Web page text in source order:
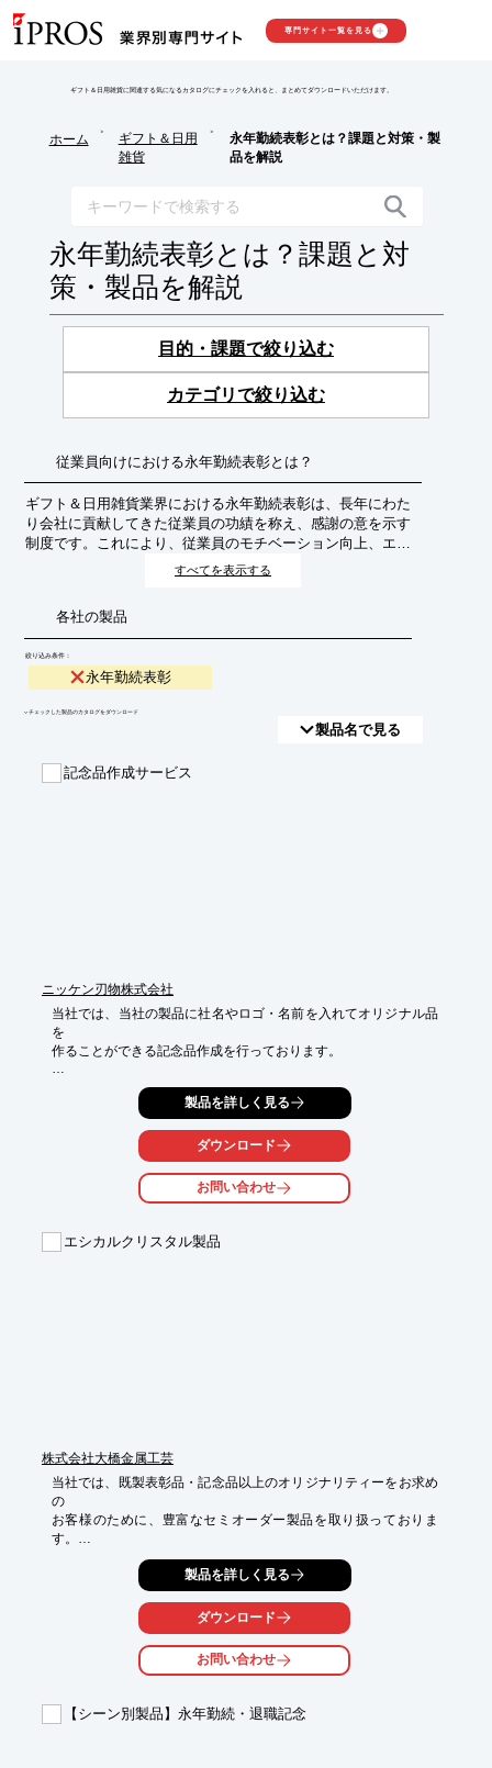
専門サイト一覧を見る
ギフト＆日用雑貨に関連する気になるカタログにチェックを入れると、まとめてダウンロードいただけます。
ホーム
>
ギフト＆日用
雑貨
>
永年勤続表彰とは？課題と対策・製
品を解説
永年勤続表彰とは？課題と対
策・製品を解説
目的・課題で絞り込む
カテゴリで絞り込む
従業員向けにおける永年勤続表彰とは？
ギフト＆日用雑貨業界における永年勤続表彰は、長年にわた
り会社に貢献してきた従業員の功績を称え、感謝の意を示す
制度です。これにより、従業員のモチベーション向上、エン
ゲージメント強化、そして離職率の低下を目指します。特
に、トレンドの変化が速く、顧客ニーズへの対応が求められ
維持に不可欠です。
すべてを表示する
各社の製品
絞り込み条件：
永年勤続表彰
​▼チェックした製品のカタログをダウンロード
製品名で見る
記念品作成サービス
ニッケン刃物株式会社
当社では、当社の製品に社名やロゴ・名前を入れてオリジナル品
を
作ることができる記念品作成を行っております。
オリジナル品の一例として、「日本刀ペーパーナイフ」、
「日本刀はさみ」などがございます。
刃物は運を切り開くと言われ記念品に好適です。
ご要望の際はお気軽にお問い合わせください。
■COCONE
製品を詳しく見る
ダウンロード
お問い合わせ
エシカルクリスタル製品
株式会社大橋金属工芸
当社では、既製表彰品・記念品以上のオリジナリティーをお求め
の
お客様のために、豊富なセミオーダー製品を取り扱っておりま
す。
［洋風］［和風］や［女性向け］など多彩なシーンに好適なデザ
ご用意いたしました。
ご要望の際はお気軽に、お問い合わせください。
■アクリル：レーザー彫刻／UV印刷
製品を詳しく見る
ダウンロード
お問い合わせ
【シーン別製品】永年勤続・退職記念